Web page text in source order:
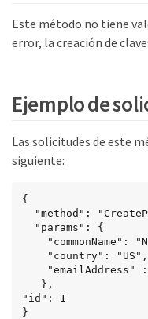
Este método no tiene
error, la creación de
Ejemplo de
Las solicitudes de este
siguiente:
{
"id": 1
}